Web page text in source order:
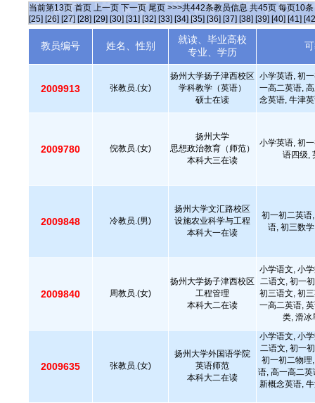
当前第13页 首页 上一页 下一页 尾页 >>>共442条教员信息 共45页 每页10条
[25] [26] [27] [28] [29] [30] [31] [32] [33] [34] [35] [36] [37] [38] [39] [40] [41]
教员编号 姓名、性别
就读、毕业高校
专业、学历
2009913 张教员.(女)
扬州大学扬子津西校区
学科教学（英语）
硕士在读
小学英语, 初
一高二英语,
念英语, 牛津
2009780 倪教员.(女)
扬州大学
思想政治教育（师范）
本科大三在读
小学英语, 初
语四级,
2009848 冷教员.(男)
扬州大学文汇路校区
设施农业科学与工程
本科大一在读
初一初二英语
语, 初三数
2009840 周教员.(女)
扬州大学扬子津西校区
工程管理
本科大二在读
小学语文, 小
二语文, 初一
初三语文, 初
一高二英语,
类, 滑冰
2009635 张教员.(女)
扬州大学外国语学院
英语师范
本科大二在读
小学语文, 小
二语文, 初一
初一初二物理
语, 高一高二
新概念英语,